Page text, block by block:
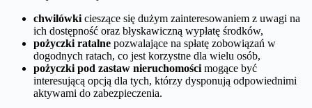
chwilówki cieszące się dużym zainteresowaniem z uwagi na
ich dostępność oraz błyskawiczną wypłatę środków,
pożyczki ratalne pozwalające na spłatę zobowiązań w
dogodnych ratach, co jest korzystne dla wielu osób,
pożyczki pod zastaw nieruchomości mogące być
interesującą opcją dla tych, którzy dysponują odpowiednimi
aktywami do zabezpieczenia.